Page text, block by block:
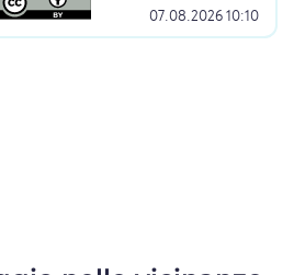
07.08.2026 10:10